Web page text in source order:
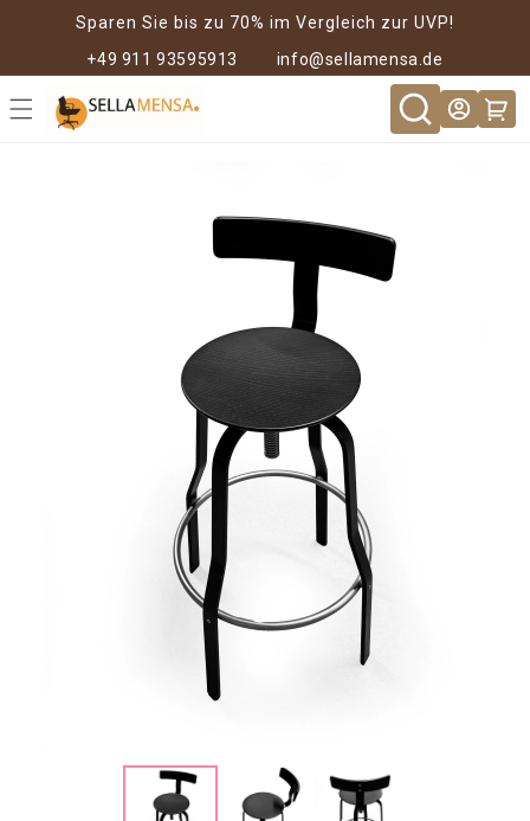
Sparen Sie bis zu 70% im Vergleich zur UVP!
+49 911 93595913
info@sellamensa.de